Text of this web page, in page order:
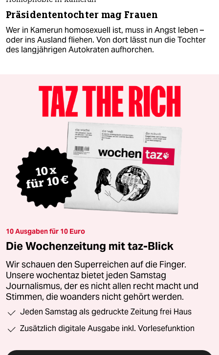
Präsidententochter mag Frauen
Wer in Kamerun homosexuell ist, muss in Angst leben –
oder ins Ausland fliehen. Von dort lässt nun die Tochter
des langjährigen Autokraten aufhorchen.
10 Ausgaben für 10 Euro
Die Wochenzeitung mit taz-Blick
Wir schauen den Superreichen auf die Finger.
Unsere wochentaz bietet jeden Samstag
Journalismus, der es nicht allen recht macht und
Stimmen, die woanders nicht gehört werden.
Jeden Samstag als gedruckte Zeitung frei Haus
Zusätzlich digitale Ausgabe inkl. Vorlesefunktion